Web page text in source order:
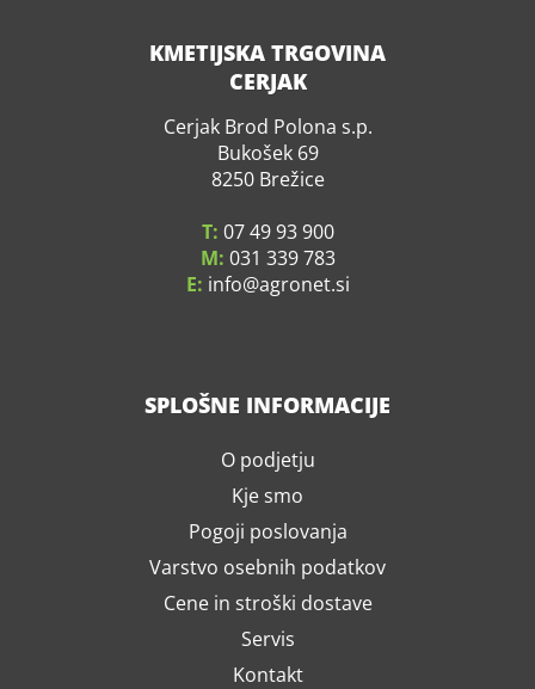
KMETIJSKA TRGOVINA
CERJAK
Cerjak Brod Polona s.p.
Bukošek 69
8250 Brežice
T: 07 49 93 900
M: 031 339 783
E: info agronet.si
SPLOŠNE INFORMACIJE
O podjetju
Kje smo
Pogoji poslovanja
Varstvo osebnih podatkov
Cene in stroški dostave
Servis
Kontakt